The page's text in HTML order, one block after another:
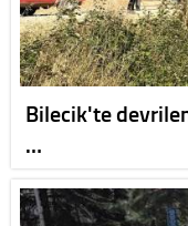
Bilecik'te
…